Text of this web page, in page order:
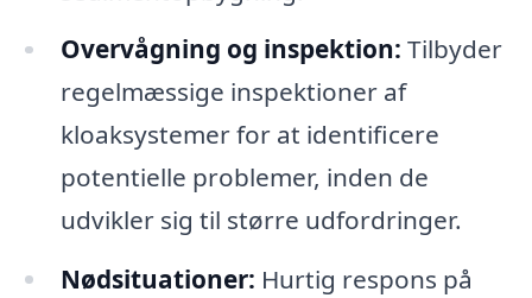
Overvågning og inspektion: Tilbyder
regelmæssige inspektioner af
kloaksystemer for at identificere
potentielle problemer, inden de
udvikler sig til større udfordringer.
Nødsituationer: Hurtig respons på